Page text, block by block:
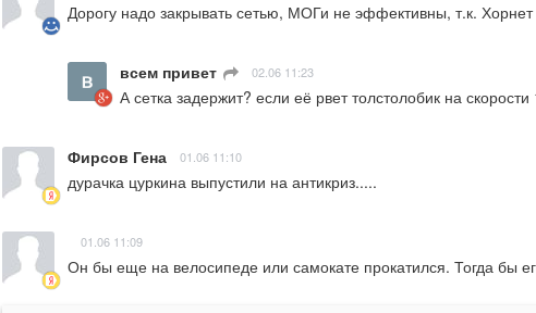
Дорогу надо закрывать сетью, МОГи не эффективны, т.к. Хорнет
всем привет 02.06 11:23
А сетка задержит? если её рвет толстолобик на
Фирсов Гена 01.06 11:10
дурачка цуркина выпустили на антикриз.....
01.06 11:09
Он бы еще на велосипеде или самокате прокатился. Тогда бы